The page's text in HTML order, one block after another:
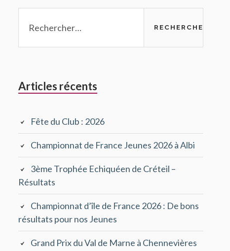
Articles récents
Fête du Club : 2026
Championnat de France Jeunes 2026 à Albi
3ème Trophée Echiquéen de Créteil –
Résultats
Championnat d’île de France 2026 : De bons
résultats pour nos Jeunes
Grand Prix du Val de Marne à Chennevières